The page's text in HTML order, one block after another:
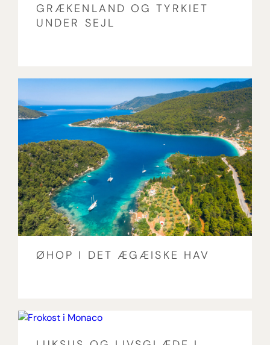
GRÆKENLAND OG TYRKIET
UNDER SEJL
ØHOP I DET ÆGÆISKE HAV